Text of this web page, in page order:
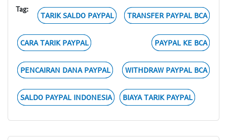
Tag:
TARIK SALDO PAYPAL TRANSFER PAYPAL BCA
CARA TARIK PAYPAL PAYPAL KE BCA
PENCAIRAN DANA PAYPAL WITHDRAW PAYPAL BCA
SALDO PAYPAL INDONESIA BIAYA TARIK PAYPAL